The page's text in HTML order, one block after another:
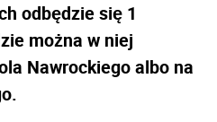
odbędzie się 1
można w niej
Nawrockiego albo na